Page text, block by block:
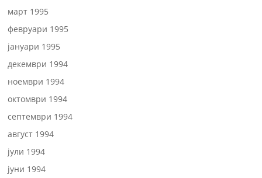
март 1995
февруари 1995
јануари 1995
декември 1994
ноември 1994
октомври 1994
септември 1994
август 1994
јули 1994
јуни 1994